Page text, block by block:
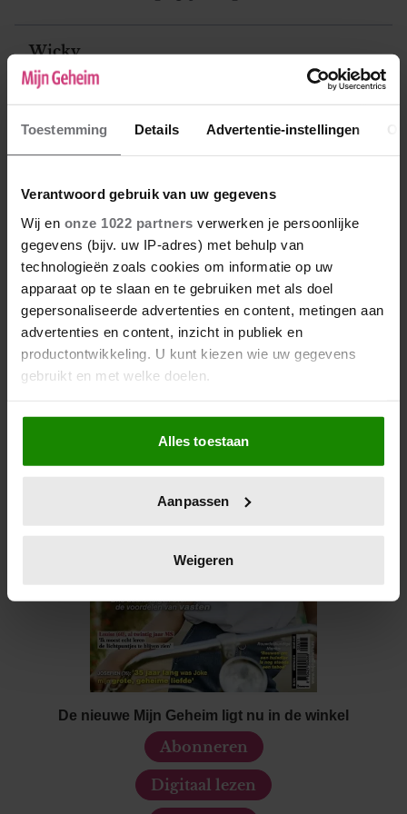
Toestemming Details Advertentie-instellingen
Verantwoord gebruik van uw gegevens
Wij en onze 1022 partners verwerken je persoonlijke
gegevens (bijv. uw IP-adres) met behulp van
technologieën zoals cookies om informatie op uw
apparaat op te slaan en te gebruiken met als doel
gepersonaliseerde advertenties en content, metingen aan
advertenties en content, inzicht in publiek en
productontwikkeling. U kunt kiezen wie uw gegevens
gebruikt en met welke doelen.
Als u het toestaat, willen we ook graag:
Informatie verzamelen over uw geografische locatie,
die tot een paar meter nauwkeurig kan zijn
op specifieke eigenschappen (fingerprinting)
verwerkt en stel uw voorkeuren in het
intrekken in de Cookieverklaring.
We gebruiken cookies om content en advertenties te
personaliseren, om functies voor social media te bieden
en om ons websiteverkeer te analyseren. Ook delen we
informatie over uw gebruik van onze site met onze
partners voor social media, adverteren en analyse. Deze
partners kunnen deze gegevens combineren met andere
informatie die u aan ze heeft verstrekt of die ze hebben
verzameld op basis van uw gebruik van hun services. U
Alles toestaan
Aanpassen
Weigeren
Wicky
27-02-2020 16:22
Hallo Roxanne. Jij bepaalt zelf wel wie of
wanneer je een appje stuurt en met wie je
alsnog carnaval bent gaat vieren. Het klinkt
kan maar beter eerlijk zijn tegenover jezelf en
haar dat je je eigen weg gaat volgen zonder
haar. Ik zou ook geen zin hebben in zoveel
drama, ze zuigt je mee in haar negativiteit.
Moet je niet willen en zeker niet als er
kinderen in het spel zijn! Dan maar geen
´vriendin´.
De nieuwe Mijn Geheim ligt nu in de winkel
Abonneren
Digitaal lezen